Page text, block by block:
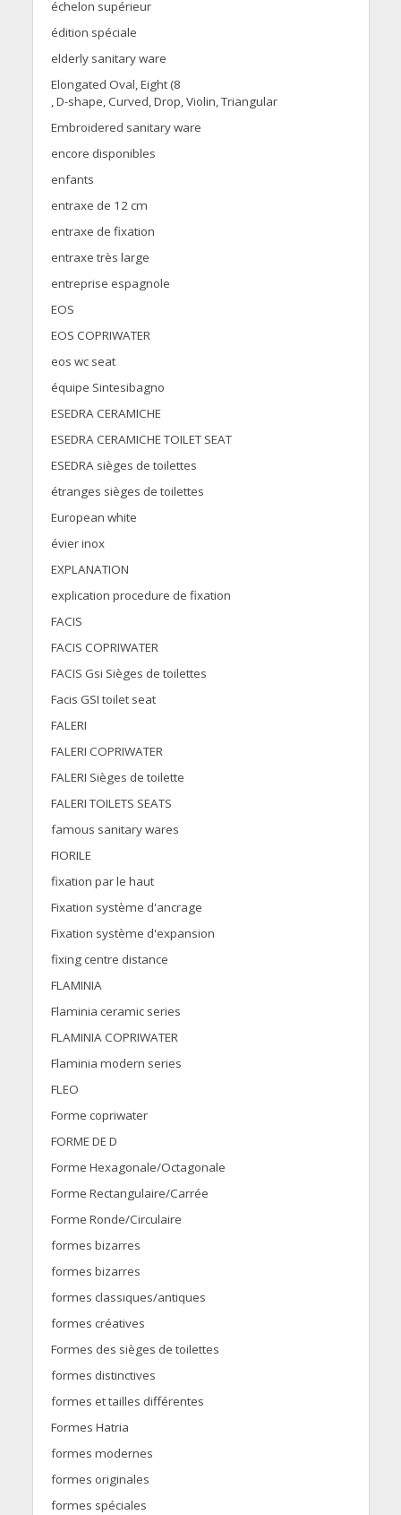
échelon supérieur
édition spéciale
elderly sanitary ware
Elongated Oval, Eight (8
, D-shape, Curved, Drop, Violin, Triangular
Embroidered sanitary ware
encore disponibles
enfants
entraxe de 12 cm
entraxe de fixation
entraxe très large
entreprise espagnole
EOS
EOS COPRIWATER
eos wc seat
équipe Sintesibagno
ESEDRA CERAMICHE
ESEDRA CERAMICHE TOILET SEAT
ESEDRA sièges de toilettes
étranges sièges de toilettes
European white
évier inox
EXPLANATION
explication procedure de fixation
FACIS
FACIS COPRIWATER
FACIS Gsi Sièges de toilettes
Facis GSI toilet seat
FALERI
FALERI COPRIWATER
FALERI Sièges de toilette
FALERI TOILETS SEATS
famous sanitary wares
FIORILE
fixation par le haut
Fixation système d'ancrage
Fixation système d'expansion
fixing centre distance
FLAMINIA
Flaminia ceramic series
FLAMINIA COPRIWATER
Flaminia modern series
FLEO
Forme copriwater
FORME DE D
Forme Hexagonale/Octagonale
Forme Rectangulaire/Carrée
Forme Ronde/Circulaire
formes bizarres
formes bizarres
formes classiques/antiques
formes créatives
Formes des sièges de toilettes
formes distinctives
formes et tailles différentes
Formes Hatria
formes modernes
formes originales
formes spéciales